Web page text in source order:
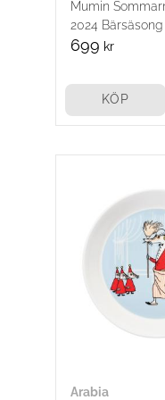
Mumin
2024 Bärsäsong
699 kr
KÖP
Arabia